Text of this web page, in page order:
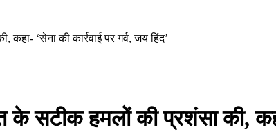
‘सेना की कार्रवाई पर गर्व, जय हिंद’
सटीक हमलों की प्रशंसा की,